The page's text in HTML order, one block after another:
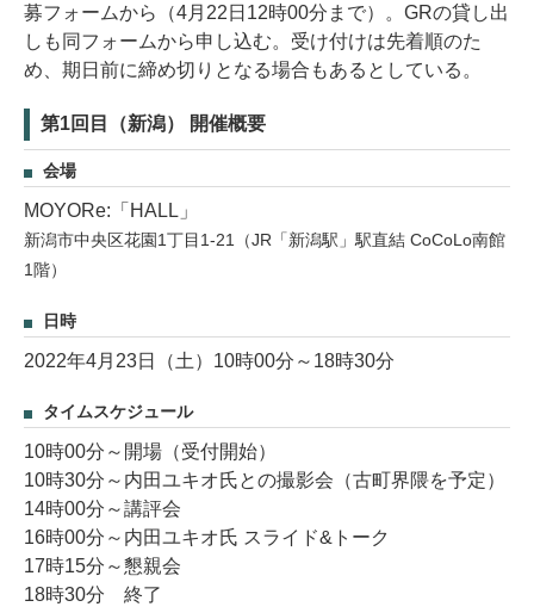
募フォームから（4月22日12時00分まで）。GRの貸し出
しも同フォームから申し込む。受け付けは先着順のた
め、期日前に締め切りとなる場合もあるとしている。
第1回目（新潟） 開催概要
会場
MOYORe:「HALL」
新潟市中央区花園1丁目1-21（JR「新潟駅」駅直結 CoCoLo南館
1階）
日時
2022年4月23日（土）10時00分～18時30分
タイムスケジュール
10時00分～開場（受付開始）
10時30分～内田ユキオ氏との撮影会（古町界隈を予定）
14時00分～講評会
16時00分～内田ユキオ氏 スライド&トーク
17時15分～懇親会
18時30分 終了